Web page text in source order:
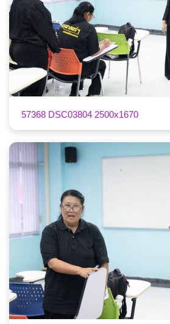
57368 DSC03804 2500x1670